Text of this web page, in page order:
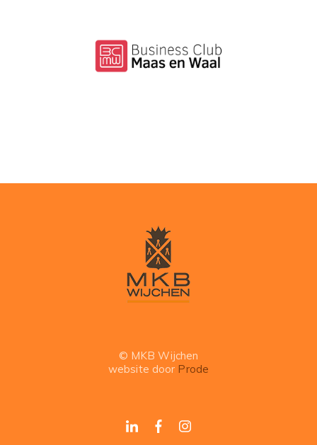
© MKB Wijchen
website door Prode